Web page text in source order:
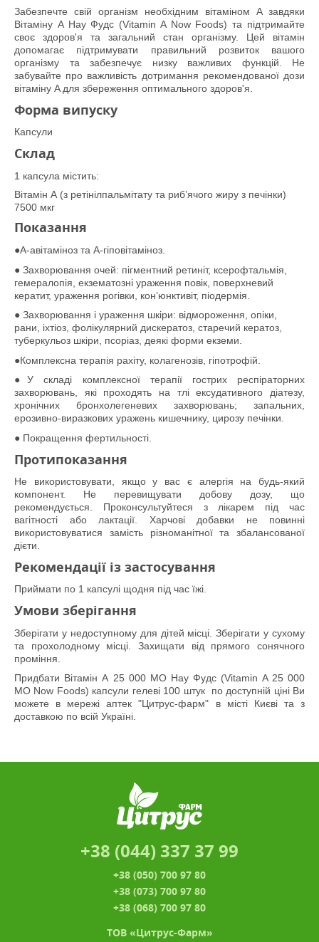
Забезпечте свій організм необхідним вітаміном A завдяки
Вітаміну A Нау Фудс (Vitamin A Now Foods) та підтримайте
своє здоров'я та загальний стан організму. Цей вітамін
допомагає підтримувати правильний розвиток вашого
організму та забезпечує низку важливих функцій. Не
забувайте про важливість дотримання рекомендованої дози
вітаміну A для збереження оптимального здоров'я.
Форма випуску
Капсули
Склад
1 капсула містить:
Вітамін А (з ретінілпальмітату та риб’ячого жиру з печінки)
7500 мкг
Показання
●A-авітаміноз та А-гіповітаміноз.
● Захворювання очей: пігментний ретиніт, ксерофтальмія,
гемералопія, екзематозні ураження повік, поверхневий
кератит, ураження рогівки, кон’юнктивіт, піодермія.
● Захворювання і ураження шкіри: відмороження, опіки,
рани, іхтіоз, фолікулярний дискератоз, старечий кератоз,
туберкульоз шкіри, псоріаз, деякі форми екземи.
●Комплексна терапія рахіту, колагенозів, гіпотрофій.
●У складі комплексної терапії гострих респіраторних
захворювань, які проходять на тлі ексудативного діатезу,
хронічних бронхолегеневих захворювань; запальних,
ерозивно-виразкових уражень кишечнику, цирозу печінки.
● Покращення фертильності.
Протипоказання
Не використовувати, якщо у вас є алергія на будь-який
компонент. Не перевищувати добову дозу, що
рекомендується. Проконсультуйтеся з лікарем під час
вагітності або лактації. Харчові добавки не повинні
використовуватися замість різноманітної та збалансованої
дієти.
Рекомендації із застосування
Приймати по 1 капсулі щодня під час їжі.
Умови зберігання
Зберігати у недоступному для дітей місці. Зберігати у сухому
та прохолодному місці. Захищати від прямого сонячного
проміння.
Придбати Вітамін А 25 000 МО Нау Фудс (Vitamin A 25 000
MO Now Foods) капсули гелеві 100 штук по доступній ціні Ви
можете в мережі аптек "Цитрус-фарм" в місті Києві та з
доставкою по всій Україні.
+38 (044) 337 37 99
+38 (050) 700 97 80
+38 (073) 700 97 80
+38 (068) 700 97 80
ТОВ «Цитрус-Фарм»